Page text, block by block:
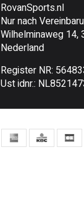
RovanSports.nl
Nur nach
Wilhelminaweg 14,
Nederland
Register NR:
Ust idnr.: